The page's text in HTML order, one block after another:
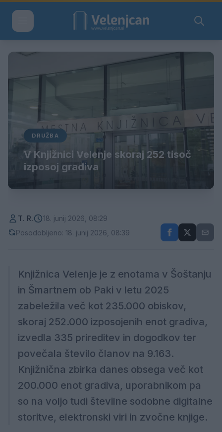
DRUŽBA
V Knjižnici Velenje skoraj 252 tisoč
izposoj gradiva
T. R.
18. junij 2026, 08:29
Posodobljeno: 18. junij 2026, 08:39
Knjižnica Velenje je z enotama v Šoštanju
in Šmartnem ob Paki v letu 2025
zabeležila več kot 235.000 obiskov,
skoraj 252.000 izposojenih enot gradiva,
izvedla 335 prireditev in dogodkov ter
povečala število članov na 9.163.
Knjižnična zbirka danes obsega več kot
200.000 enot gradiva, uporabnikom pa
so na voljo tudi številne sodobne digitalne
storitve, elektronski viri in zvočne knjige.